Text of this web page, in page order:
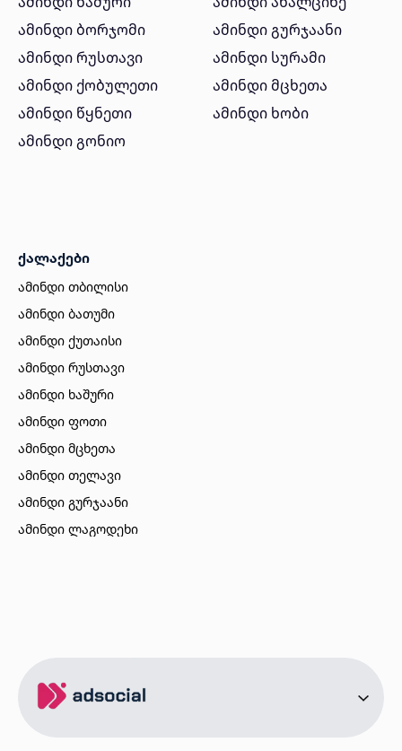
ამინდი ბორჯომი
ამინდი გურჯაანი
ამინდი რუსთავი
ამინდი სურამი
ამინდი ქობულეთი
ამინდი მცხეთა
ამინდი წყნეთი
ამინდი ხობი
ამინდი გონიო
ქალაქები
ამინდი თბილისი
ამინდი ბათუმი
ამინდი ქუთაისი
ამინდი რუსთავი
ამინდი ხაშური
ამინდი ფოთი
ამინდი მცხეთა
ამინდი თელავი
ამინდი გურჯაანი
ამინდი ლაგოდეხი
ამინდი ზუგდიდი